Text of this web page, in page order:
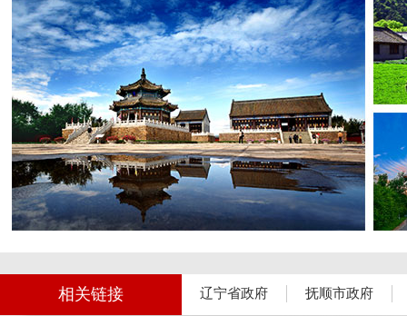
相关链接 辽宁省政府 抚顺市政府